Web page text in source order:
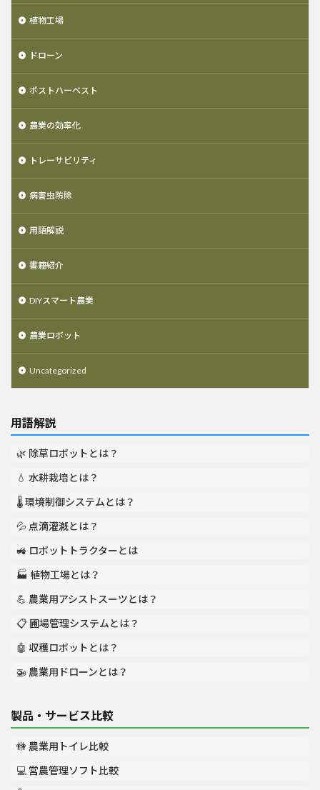
植物工場
ドローン
ポストハーベスト
農業の効率化
トレーサビリティ
病害虫防除
用語解説
書籍紹介
DIYスマート農業
農業ロボット
Uncategorized
用語解説
🌿 除草ロボットとは？
💧 水耕栽培とは？
🌡️ 環境制御システムとは？
💦 点滴灌漑とは？
🚜 ロボットトラクターとは
🏭 植物工場とは？
💪 農業用アシストスーツとは？
📋 圃場管理システムとは？
🤖 収穫ロボットとは？
🚁 農業用ドローンとは？
製品・サービス比較
🚻 農業用トイレ比較
💻 営農管理ソフト比較